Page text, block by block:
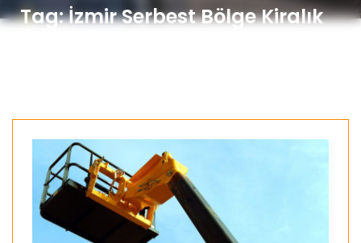
Tag: İzmir Serbest Bölge Kiralık